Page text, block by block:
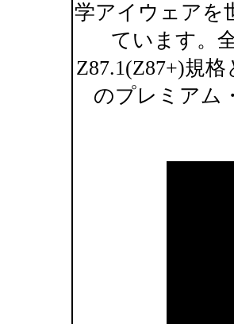
学アイウェアを
ています。
Z87.1(Z87+)規
のプレミアム